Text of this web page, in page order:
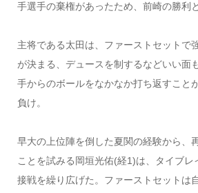
手選手の棄権があったため、前崎の勝利
主将である太田は、ファーストセットで
が決まる、デュースを制するなどいい面
手からのボールをなかなか打ち返すこと
負け。
早大の上位陣を倒した夏関の経験から、
ことを試みる岡垣光佑(経1)は、タイブ
接戦を繰り広げた。ファーストセットは